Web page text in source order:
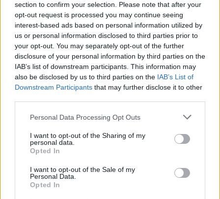
section to confirm your selection. Please note that after your
opt-out request is processed you may continue seeing
interest-based ads based on personal information utilized by
us or personal information disclosed to third parties prior to
your opt-out. You may separately opt-out of the further
disclosure of your personal information by third parties on the
IAB’s list of downstream participants. This information may
also be disclosed by us to third parties on the IAB’s List of
Downstream Participants that may further disclose it to other
Personal Data Processing Opt Outs
I want to opt-out of the Sharing of my
personal data.
Opted In
I want to opt-out of the Sale of my
Personal Data.
Opted In
POTREBBE INTERESSARTI
Da Project ReFantasy a Metaphor: ReFantazio, la
nascita di un nuovo mondo fantasy